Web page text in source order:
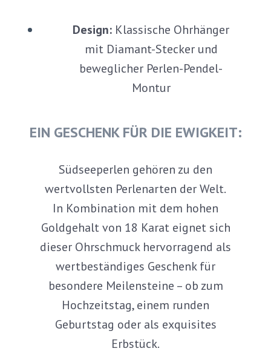
Design: Klassische Ohrhänger
mit Diamant-Stecker und
beweglicher Perlen-Pendel-
Montur
EIN GESCHENK FÜR DIE EWIGKEIT:
Südseeperlen gehören zu den
wertvollsten Perlenarten der Welt.
In Kombination mit dem hohen
Goldgehalt von 18 Karat eignet sich
dieser Ohrschmuck hervorragend als
wertbeständiges Geschenk für
besondere Meilensteine – ob zum
Hochzeitstag, einem runden
Geburtstag oder als exquisites
Erbstück.